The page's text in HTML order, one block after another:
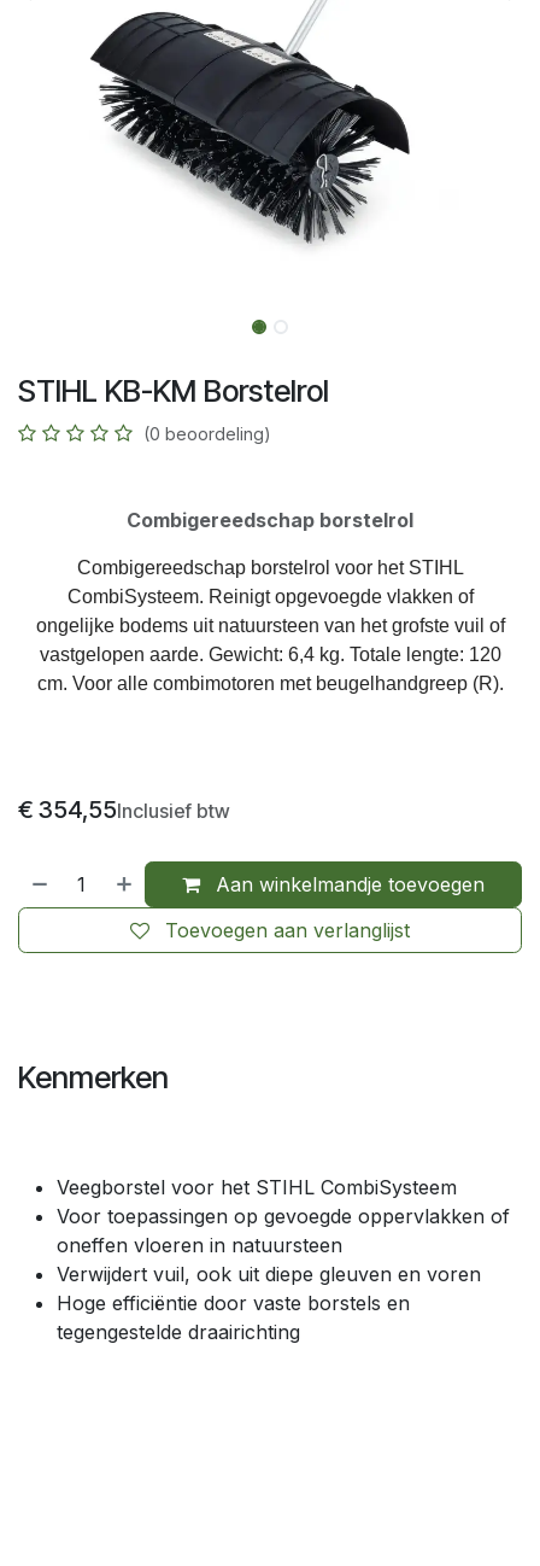
STIHL KB-KM Borstelrol
(0 beoordeling)
Combigereedschap borstelrol
Combigereedschap borstelrol voor het STIHL
CombiSysteem. Reinigt opgevoegde vlakken of
ongelijke bodems uit natuursteen van het grofste vuil of
vastgelopen aarde. Gewicht: 6,4 kg. Totale lengte: 120
cm. Voor alle combimotoren met beugelhandgreep (R).
€ 354,55Inclusief btw
Aan winkelmandje toevoegen
Toevoegen aan verlanglijst
Kenmerken
Veegborstel voor het STIHL CombiSysteem
Voor toepassingen op gevoegde oppervlakken of
oneffen vloeren in natuursteen
Verwijdert vuil, ook uit diepe gleuven en voren
Hoge efficiëntie door vaste borstels en
tegengestelde draairichting